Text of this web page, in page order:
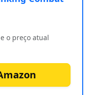
o preço atual